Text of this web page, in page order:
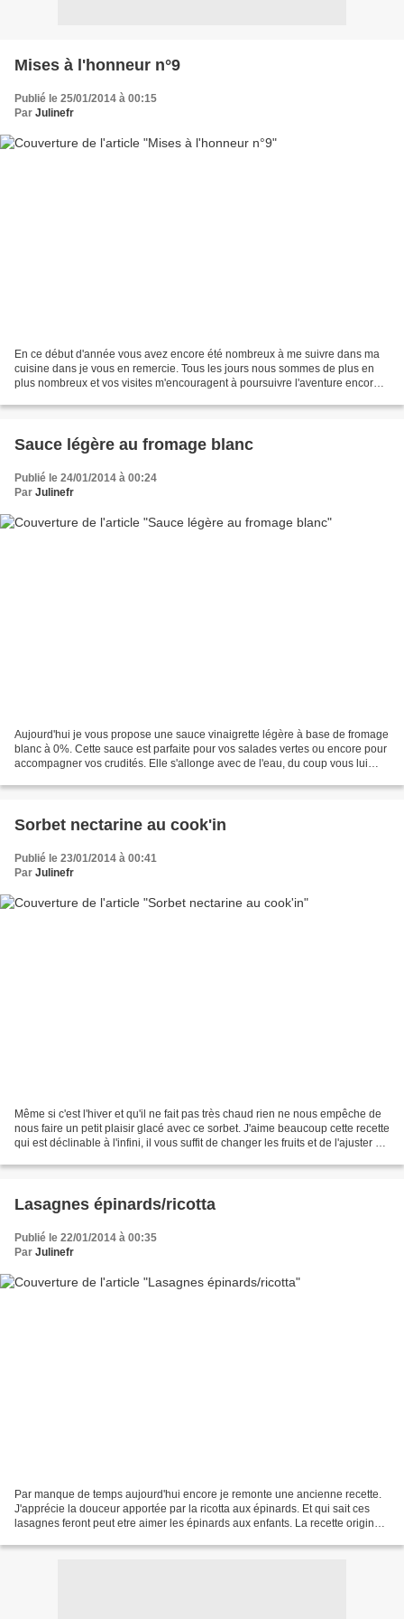
Mises à l'honneur n°9
Publié le 25/01/2014 à 00:15
Par Julinefr
En ce début d'année vous avez encore été nombreux à me suivre dans ma
cuisine dans je vous en remercie. Tous les jours nous sommes de plus en
plus nombreux et vos visites m'encouragent à poursuivre l'aventure encore
Sauce légère au fromage blanc
Publié le 24/01/2014 à 00:24
Par Julinefr
Aujourd'hui je vous propose une sauce vinaigrette légère à base de fromage
blanc à 0%. Cette sauce est parfaite pour vos salades vertes ou encore pour
accompagner vos crudités. Elle s'allonge avec de l'eau, du coup vous lui
Sorbet nectarine au cook'in
Publié le 23/01/2014 à 00:41
Par Julinefr
Même si c'est l'hiver et qu'il ne fait pas très chaud rien ne nous empêche de
nous faire un petit plaisir glacé avec ce sorbet. J'aime beaucoup cette recette
qui est déclinable à l'infini, il vous suffit de changer les fruits et de l'ajuster à
Lasagnes épinards/ricotta
Publié le 22/01/2014 à 00:35
Par Julinefr
Par manque de temps aujourd'hui encore je remonte une ancienne recette.
J'apprécie la douceur apportée par la ricotta aux épinards. Et qui sait ces
lasagnes feront peut etre aimer les épinards aux enfants. La recette originale